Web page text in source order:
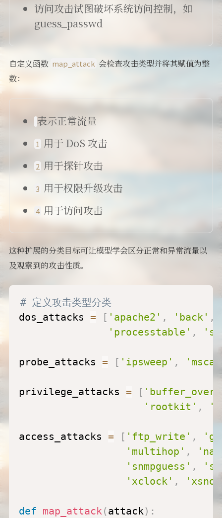
访问攻击试图破坏系统访问控制，如
guess_passwd
自定义函数 map_attack 会检查攻击类型并将其赋值为整
数：
表示正常流量
1 用于 DoS 攻击
2用于探针攻击
3 用于权限升级攻击
4 用于访问攻击
这种扩展的分类目标可让模型学会区分正常和异常流量以
及观察到的攻击性质。
# 定义攻击类型分类
dos_attacks = [ 'apache2' , 'back' ,
'processtable' ,
probe_attacks = [ 'ipsweep' ,
privilege_attacks = [
'rootkit' ,
access_attacks = [ 'ftp_write' ,
'multihop' ,
'snmpguess' ,
'xclock' ,
def map_attack (attack) :